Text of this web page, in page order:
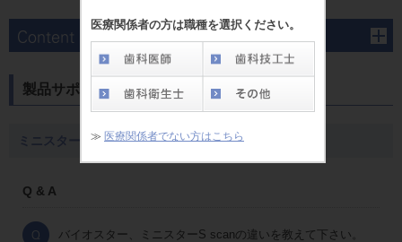
医療関係者の方は職種を選択ください。
≫ 医療関係者でない方はこちら
製品サポート
ミニスターS scan
Q & A
バイオスター、ミニスターS scanの違いを教えて下さい。